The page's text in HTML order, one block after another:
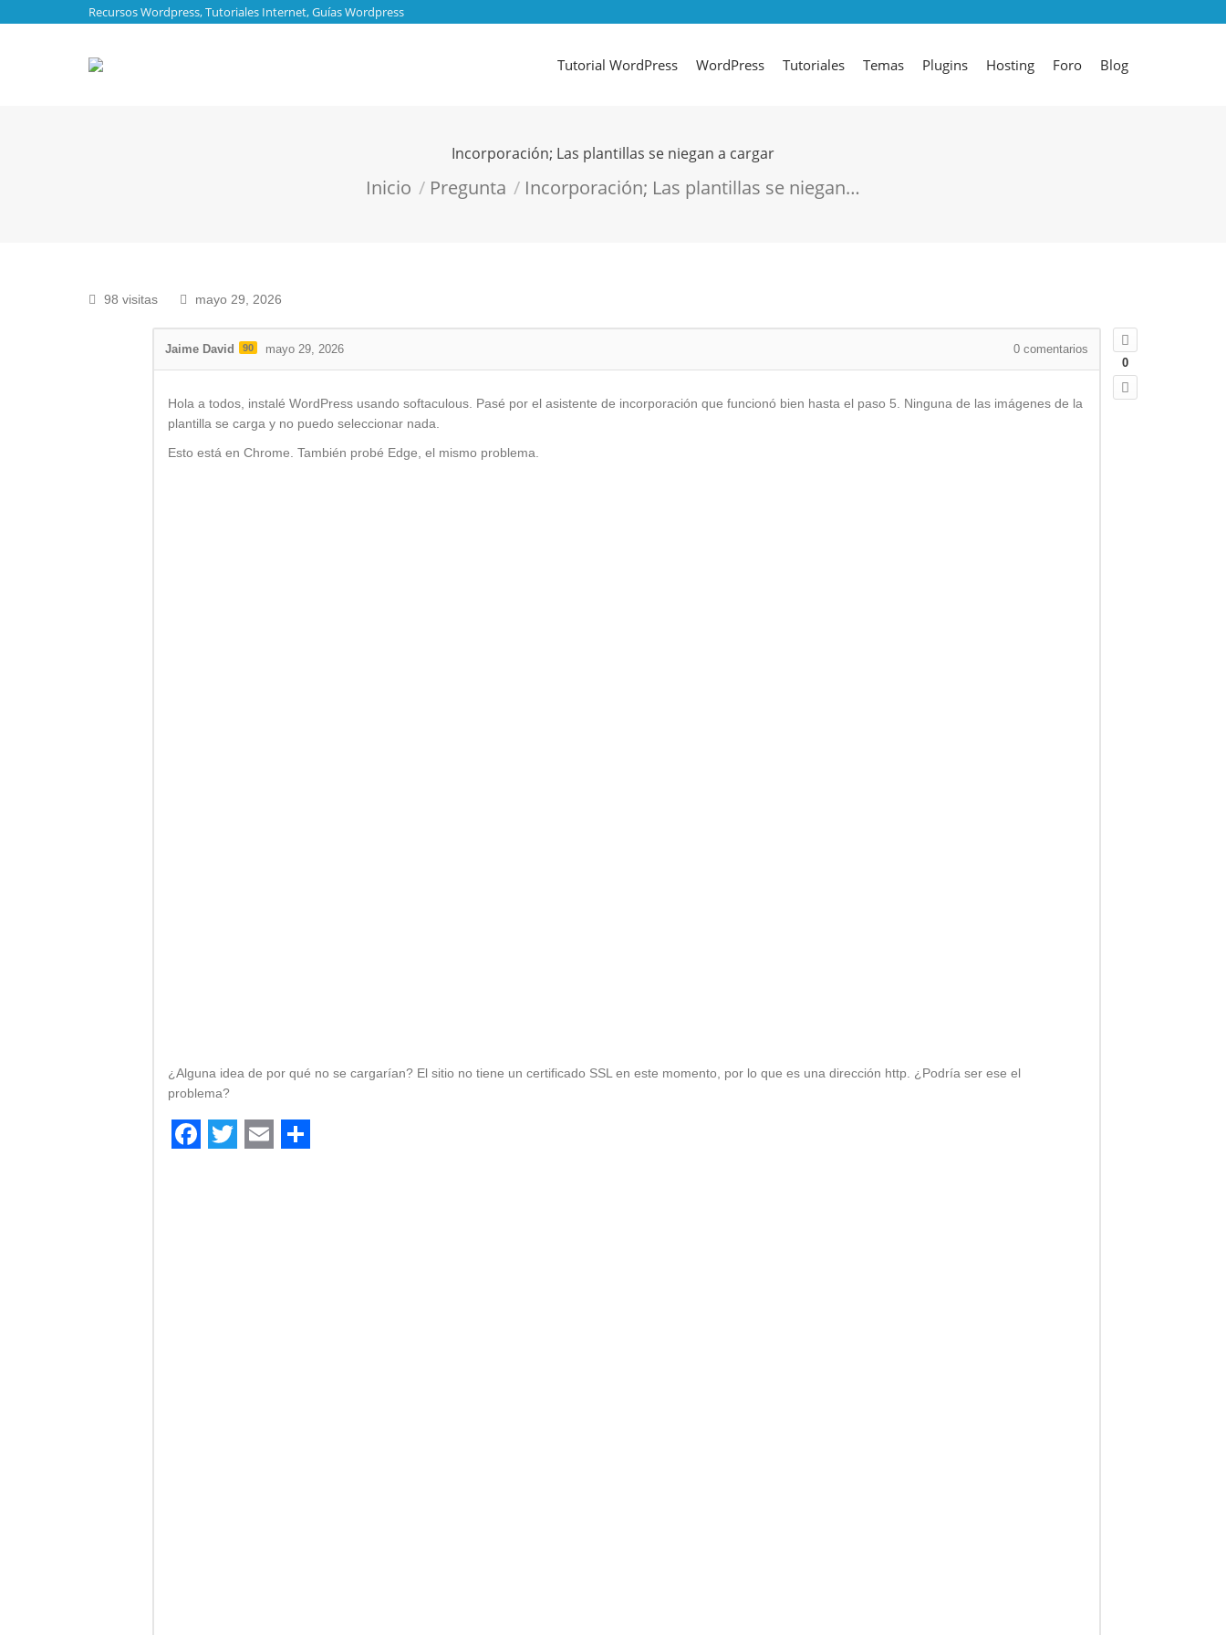
Recursos Wordpress, Tutoriales Internet, Guías Wordpress
Tutorial WordPress WordPress Tutoriales Temas Plugins Hosting Foro Blog
Incorporación; Las plantillas se niegan a cargar
Estás aquí:
Inicio Pregunta Incorporación; Las plantillas se niegan…
98 visitas mayo 29, 2026
0
Jaime David 90 mayo 29, 2026 0 comentarios
Hola a todos, instalé WordPress usando softaculous. Pasé por el asistente de incorporación que funcionó bien hasta el paso 5. Ninguna de las imágenes de la
plantilla se carga y no puedo seleccionar nada.
Esto está en Chrome. También probé Edge, el mismo problema.
¿Alguna idea de por qué no se cargarían? El sitio no tiene un certificado SSL en este momento, por lo que es una dirección http. ¿Podría ser ese el
problema?